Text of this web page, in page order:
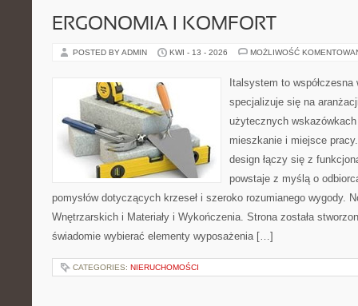
ERGONOMIA I KOMFORT
POSTED BY ADMIN KWI - 13 - 2026 MOŻLIWOŚĆ
Italsystem to
specjalizuje się na
użytecznych
mieszkanie i miejsce
design łączy się z
powstaje z myślą o
pomysłów dotyczących krzeseł i szeroko rozumianego wygody.
Wnętrzarskich i Materiały i Wykończenia. Strona została
świadomie wybierać elementy wyposażenia […]
CATEGORIES: NIERUCHOMOŚCI